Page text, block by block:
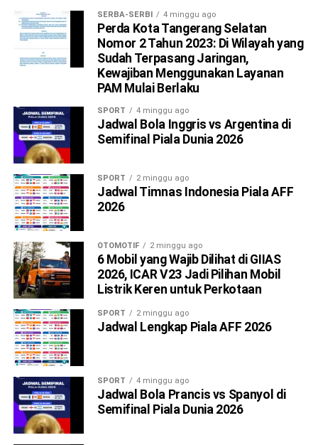
SERBA-SERBI 4 minggu ago
Perda Kota Tangerang Selatan
Nomor 2 Tahun 2023: Di Wilayah yang
Sudah Terpasang Jaringan,
Kewajiban Menggunakan Layanan
PAM Mulai Berlaku
SPORT 4 minggu ago
Jadwal Bola Inggris vs Argentina di
Semifinal Piala Dunia 2026
SPORT 2 minggu ago
Jadwal Timnas Indonesia Piala AFF
2026
OTOMOTIF 2 minggu ago
6 Mobil yang Wajib Dilihat di GIIAS
2026, ICAR V23 Jadi Pilihan Mobil
Listrik Keren untuk Perkotaan
SPORT 2 minggu ago
Jadwal Lengkap Piala AFF 2026
SPORT 4 minggu ago
Jadwal Bola Prancis vs Spanyol di
Semifinal Piala Dunia 2026